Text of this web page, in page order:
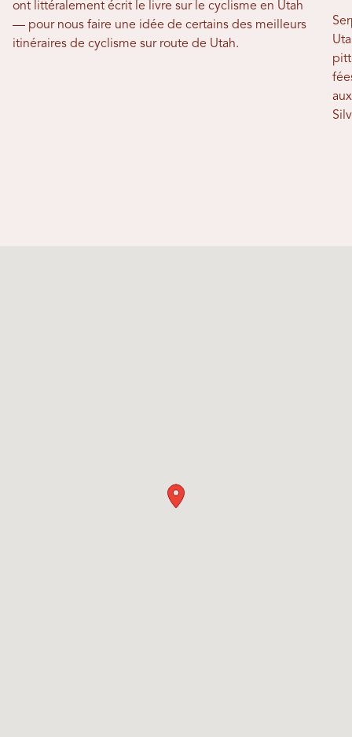
ont littéralement écrit le livre sur le cyclisme en Utah
— pour nous faire une idée de certains des meilleurs
itinéraires de cyclisme sur route de Utah.